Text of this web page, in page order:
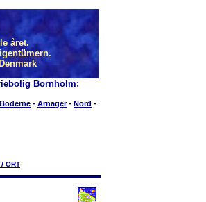
året.
Bornholm:
Boderne - Arnager- Nord -
ORT